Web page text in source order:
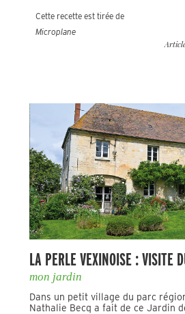
Cette recette est tirée de
Microplane
LA PERLE VEXINOISE : VISITE
mon jardin
Dans un petit village du parc
Nathalie Becq a fait de ce Jardin